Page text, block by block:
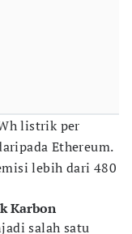
listrik per
Ethereum.
lebih dari 480
Karbon
salah satu